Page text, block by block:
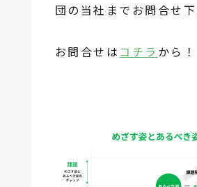
団の当社までお問合せ下
お問合せは コチラ から！